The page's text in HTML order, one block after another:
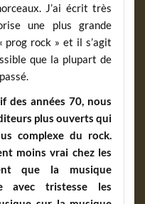
J’ai écrit très
une plus grande
prog rock » et il s’agit
que la plupart de
des années 70, nous
plus ouverts qui
complexe du rock.
moins vrai chez les
que la musique
avec tristesse les